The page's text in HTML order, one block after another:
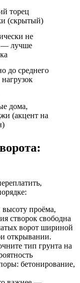
торец
(скрытый)
не
— лучше
до среднего
нагрузок
дома,
(акцент на
проёма,
створок свободна
ворот шириной
открывании.
тип грунта на
бетонирование,